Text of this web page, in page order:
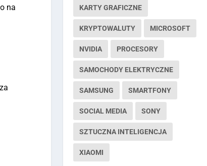
na
KARTY GRAFICZNE
KRYPTOWALUTY MICROSOFT
NVIDIA PROCESORY
SAMOCHODY ELEKTRYCZNE
SAMSUNG SMARTFONY
SOCIAL MEDIA SONY
SZTUCZNA INTELIGENCJA
XIAOMI